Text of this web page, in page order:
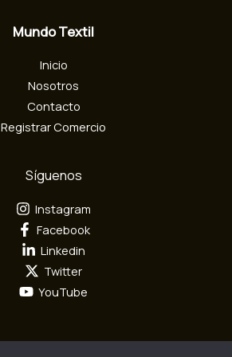
Mundo Textil
Inicio
Nosotros
Contacto
Registrar Comercio
Síguenos
Instagram
Facebook
Linkedin
Twitter
YouTube